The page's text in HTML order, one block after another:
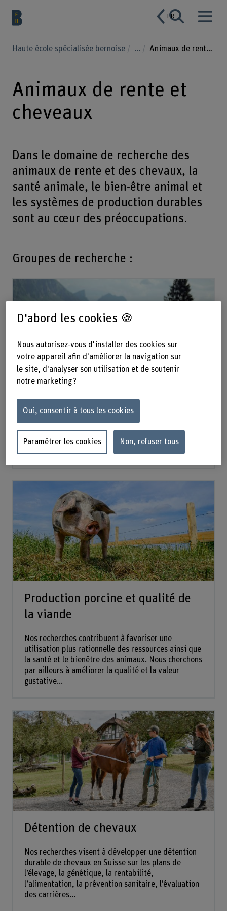
FR
Haute école spécialisée bernoise ... Animaux de rente et cheveaux
Animaux de rente et
cheveaux
Dans le domaine de recherche des
animaux de rente et des chevaux, la
santé animale, le bien-être animal et
les systèmes de production durables
sont au cœur des préoccupations.
Groupes de recherche :
Ruminants
productivité, la santé et le bienêtre des petits et
grands ruminants par le biais de l’alimentation, de
la détention et de la prévention de la santé.
Production porcine et qualité de
la viande
Nos recherches contribuent à favoriser une
utilisation plus rationnelle des ressources ainsi que
la santé et le bienêtre des animaux. Nous cherchons
par ailleurs à améliorer la qualité et la valeur
gustative...
Détention de chevaux
Nos recherches visent à développer une détention
durable de chevaux en Suisse sur les plans de
l’élevage, la génétique, la rentabilité,
l’alimentation, la prévention sanitaire, l’évaluation
des carrières...
D'abord les cookies 🍪
Nous autorisez-vous d'installer des cookies sur
votre appareil afin d'améliorer la navigation sur
le site, d'analyser son utilisation et de soutenir
notre marketing ?
Oui, consentir à tous les cookies
Paramétrer les cookies Non, refuser tous